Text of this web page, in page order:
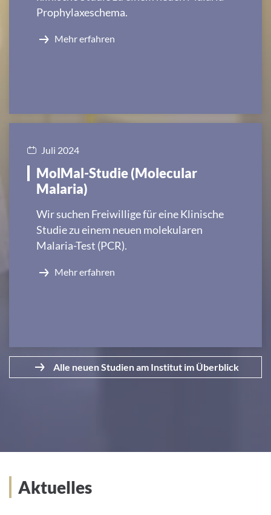
Prophylaxeschema.
Mehr erfahren
Juli 2024
MolMal-Studie (Molecular
Malaria)
Wir suchen Freiwillige für eine Klinische
Studie zu einem neuen molekularen
Malaria-Test (PCR).
Mehr erfahren
Alle neuen Studien am Institut im Überblick
Aktuelles